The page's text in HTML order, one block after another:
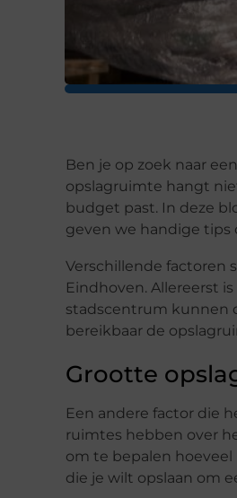
Ben je op zoek naar
opslagruimte hangt
budget past. In deze
geven we handige tips
Verschillende factoren
Eindhoven. Allereerst
stadscentrum kunnen
bereikbaar de
Grootte
Een andere factor die
ruimtes hebben over
om te bepalen
die je wilt opslaan om